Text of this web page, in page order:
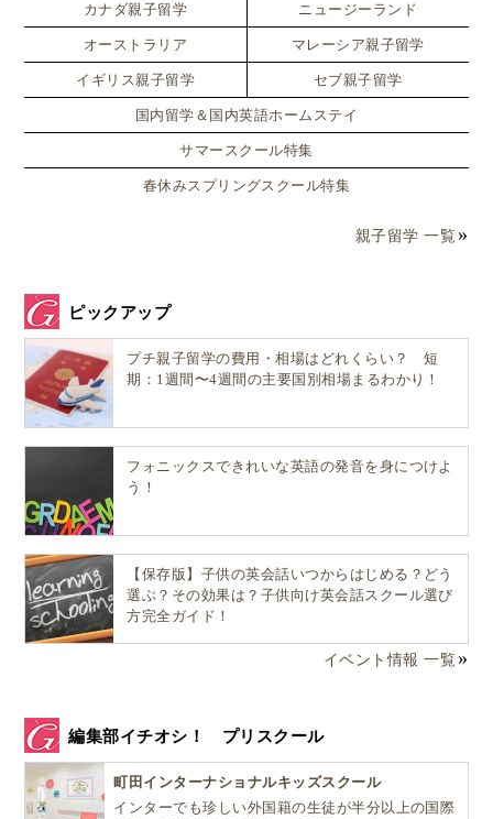
カナダ親子留学 ニュージーランド
オーストラリア マレーシア親子留学
イギリス親子留学 セブ親子留学
国内留学＆国内英語ホームステイ
サマースクール特集
春休みスプリングスクール特集
親子留学 一覧
ピックアップ
プチ親子留学の費用・相場はどれくらい？ 短
期：1週間〜4週間の主要国別相場まるわかり！
フォニックスできれいな英語の発音を身につけよ
う！
【保存版】子供の英会話いつからはじめる？どう
選ぶ？その効果は？子供向け英会話スクール選び
方完全ガイド！
イベント情報 一覧
編集部イチオシ！ プリスクール
町田インターナショナルキッズスクール
インターでも珍しい外国籍の生徒が半分以上の国際